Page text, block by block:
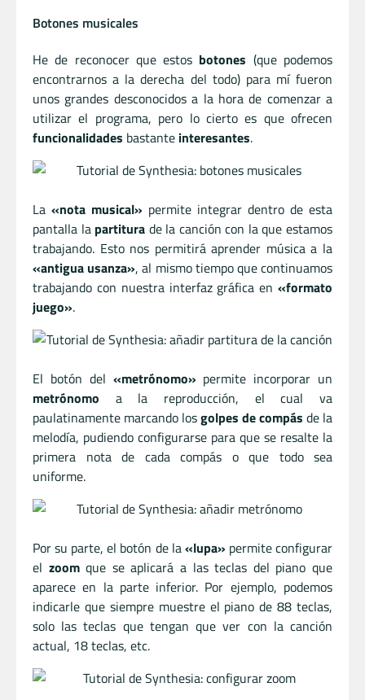
Botones musicales
He de reconocer que estos botones (que podemos
encontrarnos a la derecha del todo) para mí fueron
unos grandes desconocidos a la hora de comenzar a
utilizar el programa, pero lo cierto es que ofrecen
funcionalidades bastante interesantes.
La «nota musical» permite integrar dentro de esta
pantalla la partitura de la canción con la que estamos
trabajando. Esto nos permitirá aprender música a la
«antigua usanza», al mismo tiempo que continuamos
trabajando con nuestra interfaz gráfica en «formato
juego».
El botón del «metrónomo» permite incorporar un
metrónomo a la reproducción, el cual va
paulatinamente marcando losgolpes de compás de la
melodía, pudiendo configurarse para que se resalte la
primera nota de cada compás o que todo sea
uniforme.
Por su parte, el botón de la«lupa» permite configurar
el zoomque se aplicará a las teclas del piano que
aparece en la parte inferior. Por ejemplo, podemos
indicarle que siempre muestre el piano de 88 teclas,
solo las teclas que tengan que ver con la canción
actual, 18 teclas, etc.